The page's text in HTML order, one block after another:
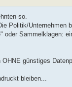
so.
Politik/Unternehmen
Sammelklagen:
OHNE günstiges
bleiben...